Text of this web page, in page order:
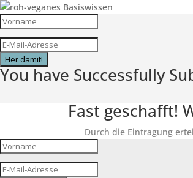
Her damit!
You have Successfully
Fast geschafft!
Durch die Eintragung